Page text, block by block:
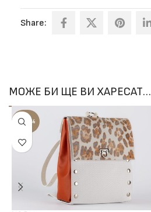
Share:
МОЖЕ БИ ЩЕ ВИ ХАРЕСАТ…
-100%